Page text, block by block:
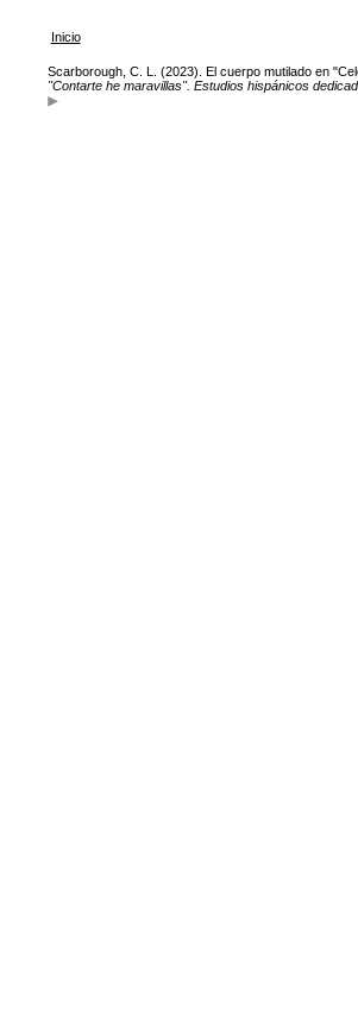
Inicio
Scarborough, C. L. (2023). El cuerpo mutilado en
"Contarte he maravillas". Estudios hispánicos